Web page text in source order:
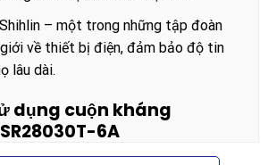
– một trong những tập đoàn
về thiết bị điện, đảm bảo độ tin
lâu dài.
dụng cuộn kháng
6A